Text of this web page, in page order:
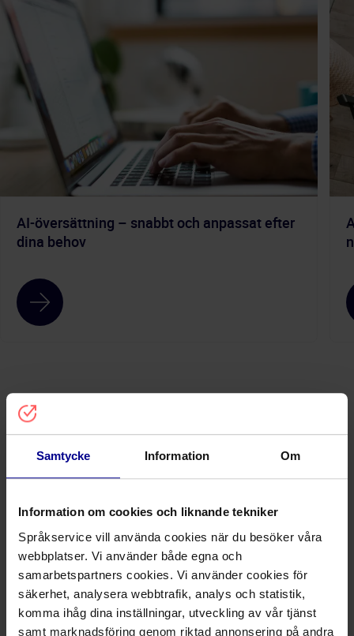
Samtycke Information Om
Information om cookies och liknande tekniker
Språkservice vill använda cookies när du besöker våra
webbplatser. Vi använder både egna och
samarbetspartners cookies. Vi använder cookies för
säkerhet, analysera webbtrafik, analys och statistik,
komma ihåg dina inställningar, utveckling av vår tjänst
samt marknadsföring genom riktad annonsering på andra
AI-översättning – snabbt och anpassat efter
dina behov